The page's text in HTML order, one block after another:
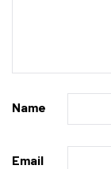
Name
Email